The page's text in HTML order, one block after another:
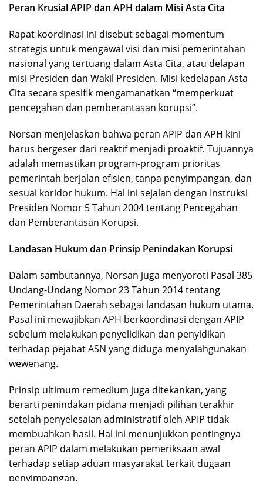
Peran Krusial APIP dan APH dalam Misi Asta Cita
Rapat koordinasi ini disebut sebagai momentum
strategis untuk mengawal visi dan misi pemerintahan
nasional yang tertuang dalam Asta Cita, atau delapan
misi Presiden dan Wakil Presiden. Misi kedelapan Asta
Cita secara spesifik mengamanatkan “memperkuat
pencegahan dan pemberantasan korupsi”.
Norsan menjelaskan bahwa peran APIP dan APH kini
harus bergeser dari reaktif menjadi proaktif. Tujuannya
adalah memastikan program-program prioritas
pemerintah berjalan efisien, tanpa penyimpangan, dan
sesuai koridor hukum. Hal ini sejalan dengan Instruksi
Presiden Nomor 5 Tahun 2004 tentang Pencegahan
dan Pemberantasan Korupsi.
Landasan Hukum dan Prinsip Penindakan Korupsi
Dalam sambutannya, Norsan juga menyoroti Pasal 385
Undang-Undang Nomor 23 Tahun 2014 tentang
Pemerintahan Daerah sebagai landasan hukum utama.
Pasal ini mewajibkan APH berkoordinasi dengan APIP
sebelum melakukan penyelidikan dan penyidikan
terhadap pejabat ASN yang diduga menyalahgunakan
wewenang.
Prinsip ultimum remedium juga ditekankan, yang
berarti penindakan pidana menjadi pilihan terakhir
setelah penyelesaian administratif oleh APIP tidak
membuahkan hasil. Hal ini menunjukkan pentingnya
peran APIP dalam melakukan pemeriksaan awal
terhadap setiap aduan masyarakat terkait dugaan
penyimpangan.